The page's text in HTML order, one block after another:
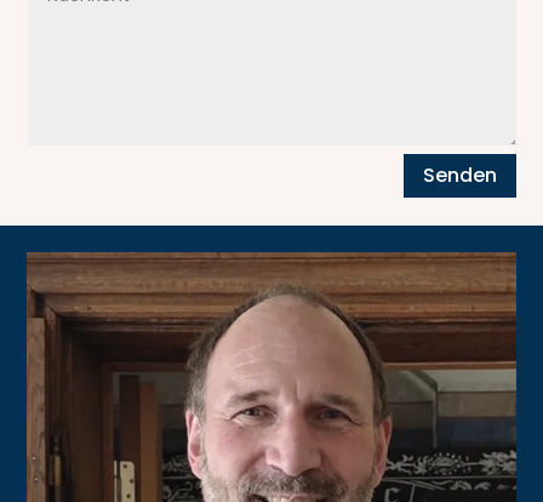
Senden